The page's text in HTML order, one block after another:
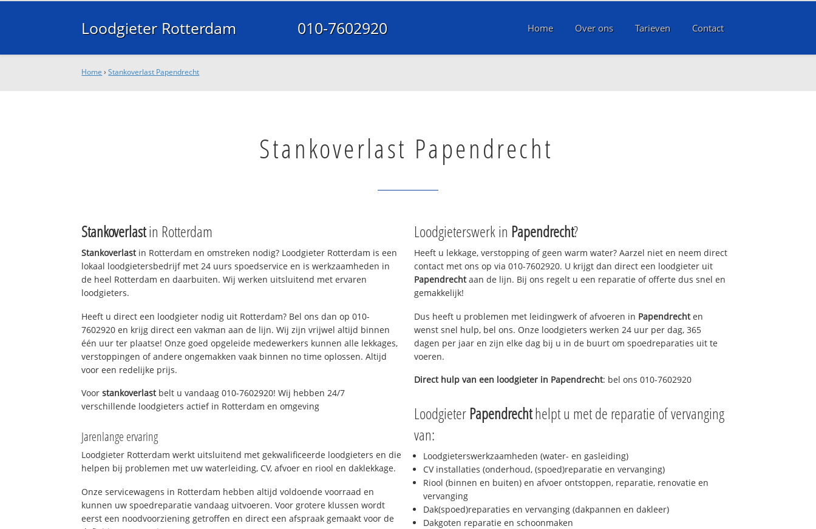
Loodgieter Rotterdam 010-7602920 Home Over ons Tarieven Contact
Home ›Stankoverlast Papendrecht
Stankoverlast Papendrecht
Stankoverlastin Rotterdam
Stankoverlastin Rotterdam en omstreken nodig? Loodgieter Rotterdam is een
lokaal loodgietersbedrijf met 24 uurs spoedservice en is werkzaamheden in
de heel Rotterdam en daarbuiten. Wij werken uitsluitend met ervaren
loodgieters.
Heeft u direct een loodgieter nodig uit Rotterdam? Bel ons dan op 010-
7602920 en krijg direct een vakman aan de lijn. Wij zijn vrijwel altijd binnen
één uur ter plaatse! Onze goed opgeleide medewerkers kunnen alle lekkages,
verstoppingen of andere ongemakken vaak binnen no time oplossen. Altijd
voor een redelijke prijs.
Voorstankoverlastbelt u vandaag 010-7602920! Wij hebben 24/7
verschillende loodgieters actief in Rotterdam en omgeving
Jarenlange ervaring
Loodgieter Rotterdam werkt uitsluitend met gekwalificeerde loodgieters en die
helpen bij problemen met uw waterleiding, CV, afvoer en riool en daklekkage.
Onze servicewagens in Rotterdam hebben altijd voldoende voorraad en
kunnen uw spoedreparatie vandaag uitvoeren. Voor grotere klussen wordt
eerst een noodvoorziening getroffen en direct een afspraak gemaakt voor de
Loodgieterswerk in Papendrecht?
Heeft u lekkage, verstopping of geen warm water? Aarzel niet en neem direct
contact met ons op via 010-7602920. U krijgt dan direct een loodgieter uit
Papendrechtaan de lijn. Bij ons regelt u een reparatie of offerte dus snel en
gemakkelijk!
Dus heeft u problemen met leidingwerk of afvoeren in Papendrechten
wenst snel hulp, bel ons. Onze loodgieters werken 24 uur per dag, 365
dagen per jaar en zijn elke dag bij u in de buurt om spoedreparaties uit te
voeren.
Direct hulp van een loodgieter in Papendrecht: bel ons 010-7602920
Loodgieter Papendrechthelpt u met de reparatie of vervanging
van:
Loodgieterswerkzaamheden (water- en gasleiding)
CV installaties (onderhoud, (spoed)reparatie en vervanging)
Riool (binnen en buiten) en afvoer ontstoppen, reparatie, renovatie en
vervanging
Dak(spoed)reparaties en vervanging (dakpannen en dakleer)
Dakgoten reparatie en schoonmaken